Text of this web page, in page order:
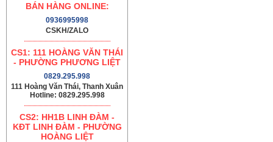
BÁN HÀNG ONLINE:
0936995998
CSKH/ZALO
CS1: 111 HOÀNG VĂN THÁI
- PHƯỜNG PHƯƠNG LIỆT
0829.295.998
111 Hoàng Văn Thái, Thanh Xuân
Hotline: 0829.295.998
CS2: HH1B LINH ĐÀM -
KĐT LINH ĐÀM - PHƯỜNG
HOÀNG LIỆT